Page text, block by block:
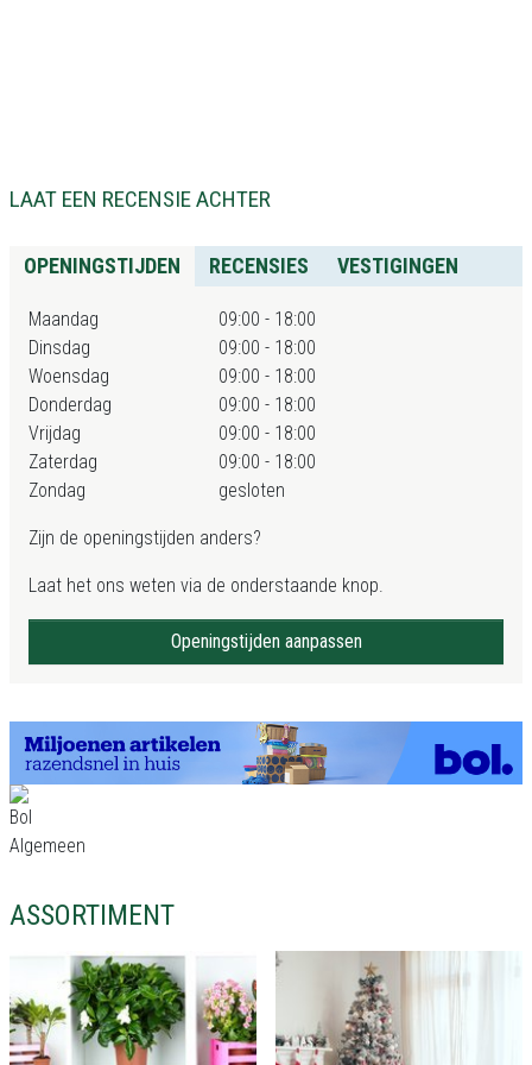
LAAT EEN RECENSIE ACHTER
OPENINGSTIJDEN RECENSIES VESTIGINGEN
Maandag
09:00 - 18:00
Dinsdag
09:00 - 18:00
Woensdag
09:00 - 18:00
Donderdag
09:00 - 18:00
Vrijdag
09:00 - 18:00
Zaterdag
09:00 - 18:00
Zondag
gesloten
Zijn de openingstijden anders?
Laat het ons weten via de onderstaande knop.
Openingstijden aanpassen
ASSORTIMENT